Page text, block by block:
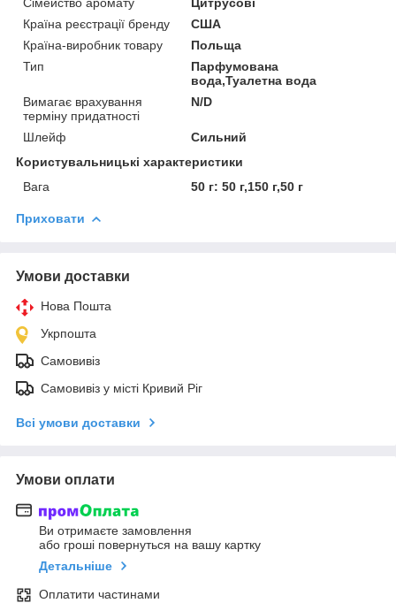
Країна реєстрації бренду
США
Країна-виробник товару
Польща
Тип
Парфумована
вода,Туалетна вода
Вимагає врахування
терміну придатності
N/D
Шлейф
Сильний
Користувальницькі характеристики
Вага
50 г: 50 г,150 г,50 г
Приховати
Умови доставки
Нова Пошта
Укрпошта
Самовивіз
Самовивіз у місті Кривий Ріг
Всі умови доставки
Умови оплати
Ви отримаєте замовлення
або гроші повернуться на вашу картку
Детальніше
Оплатити частинами